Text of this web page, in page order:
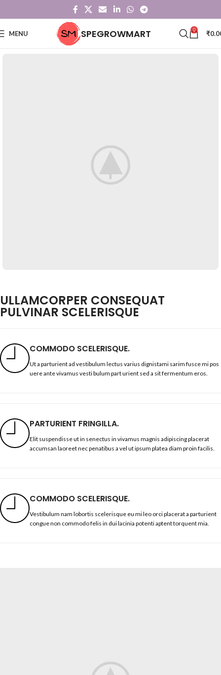
MENU SPEGROWMART 0 ₹
ULLAMCORPER CONSEQUAT
PULVINAR SCELERISQUE
COMMODO SCELERISQUE.
Ut a parturient ad vestibulum lectus varius dignistami sarim fusce mi pos
uere ante vivamus vesti bulum part urient sed a sit fermentum eros.
PARTURIENT FRINGILLA.
Elit suspendisse ut in senectus in vivamus magnis adipiscing placerat
accumsan laoreet nec penatibus a vel ut ipsum platea diam proin facilis.
COMMODO SCELERISQUE.
Vestibulum nam lobortis scelerisque eu mi leo orci placerat a parturient
congue non commodo felis in dui lacinia potenti aptent torquent mia.